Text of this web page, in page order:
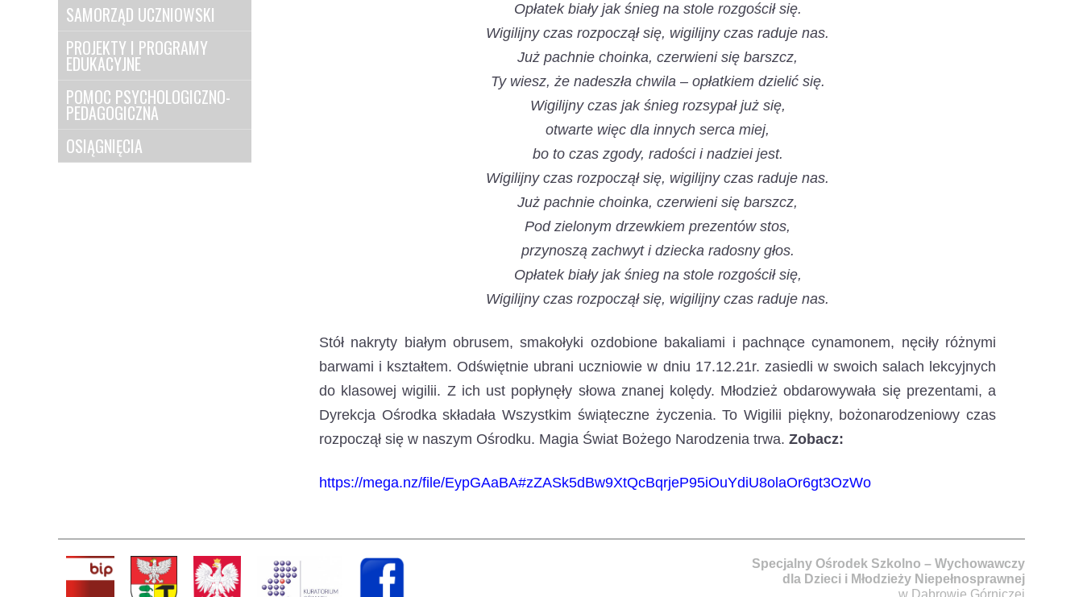
SAMORZĄD UCZNIOWSKI
PROJEKTY I PROGRAMY
EDUKACYJNE
POMOC PSYCHOLOGICZNO-
PEDAGOGICZNA
OSIĄGNIĘCIA
Opłatek biały jak śnieg na stole rozgościł się.
Wigilijny czas rozpoczął się, wigilijny czas raduje nas.
Już pachnie choinka, czerwieni się barszcz,
Ty wiesz, że nadeszła chwila – opłatkiem dzielić się.
Wigilijny czas jak śnieg rozsypał już się,
otwarte więc dla innych serca miej,
bo to czas zgody, radości i nadziei jest.
Wigilijny czas rozpoczął się, wigilijny czas raduje nas.
Już pachnie choinka, czerwieni się barszcz,
Pod zielonym drzewkiem prezentów stos,
przynoszą zachwyt i dziecka radosny głos.
Opłatek biały jak śnieg na stole rozgościł się,
Wigilijny czas rozpoczął się, wigilijny czas raduje nas.
Stół nakryty białym obrusem, smakołyki ozdobione bakaliami i pachnące cynamonem, nęciły różnymi
barwami i kształtem. Odświętnie ubrani uczniowie w dniu 17.12.21r. zasiedli w swoich salach lekcyjnych
do klasowej wigilii. Z ich ust popłynęły słowa znanej kolędy. Młodzież obdarowywała się prezentami, a
Dyrekcja Ośrodka składała Wszystkim świąteczne życzenia. To Wigilii piękny, bożonarodzeniowy czas
rozpoczął się w naszym Ośrodku. Magia Świat Bożego Narodzenia trwa. Zobacz:
https://mega.nz/file/EypGAaBA#zZASk5dBw9XtQcBqrjeP95iOuYdiU8olaOr6gt3OzWo
Specjalny Ośrodek Szkolno – Wychowawczy
dla Dzieci i Młodzieży Niepełnosprawnej
w Dąbrowie Górniczej